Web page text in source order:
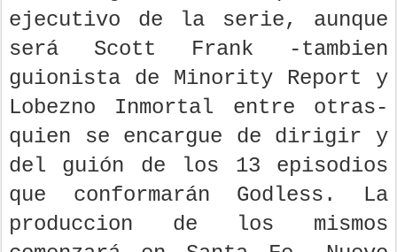
ejecutivo de la serie, aunque
será Scott Frank -tambien
guionista de Minority Report y
Lobezno Inmortal entre otras-
quien se encargue de dirigir y
del guión de los 13 episodios
que conformarán Godless. La
produccion de los mismos